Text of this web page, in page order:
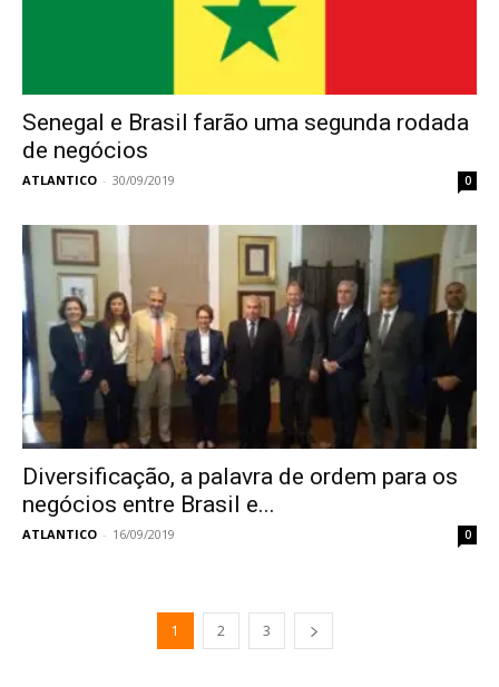
Senegal e Brasil farão uma segunda rodada
de negócios
ATLANTICO - 30/09/2019 0
Diversificação, a palavra de ordem para os
negócios entre Brasil e...
ATLANTICO - 16/09/2019 0
1 2 3